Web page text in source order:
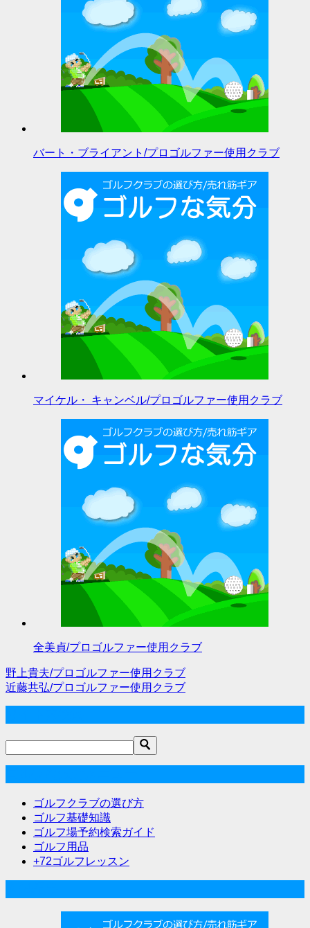
バート・ブライアント/プロゴルファー使用クラブ
マイケル・ キャンベル/プロゴルファー使用クラブ
全美貞/プロゴルファー使用クラブ
投
稿
ビ
野上貴夫/プロゴルファー使用クラブ
近藤共弘/プロゴルファー使用クラブ
ゴルフクラブの選び方
ゴルフ基礎知識
ゴルフ場予約検索ガイド
ゴルフ用品
+72ゴルフレッスン